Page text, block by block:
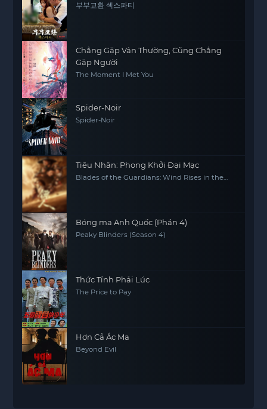
부부교환 섹스파티
Chẳng Gặp Vân Thường, Cũng Chẳng
Gặp Người
The Moment I Met You
Spider-Noir
Spider-Noir
Tiêu Nhân: Phong Khởi Đại Mạc
Blades of the Guardians: Wind Rises in the
Bóng ma Anh Quốc (Phần 4)
Peaky Blinders (Season 4)
Thức Tỉnh Phải Lúc
The Price to Pay
Hơn Cả Ác Ma
Beyond Evil